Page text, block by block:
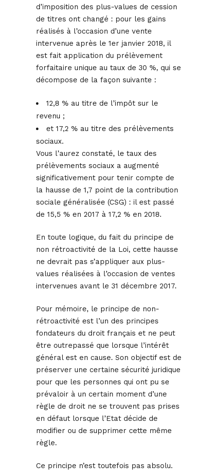
d’imposition des plus-values de cession
de titres ont changé : pour les gains
réalisés à l’occasion d’une vente
intervenue après le 1er janvier 2018, il
est fait application du prélèvement
forfaitaire unique au taux de 30 %, qui se
décompose de la façon suivante :
12,8 % au titre de l’impôt sur le
revenu ;
et 17,2 % au titre des prélèvements
sociaux.
Vous l’aurez constaté, le taux des
prélèvements sociaux a augmenté
significativement pour tenir compte de
la hausse de 1,7 point de la contribution
sociale généralisée (CSG) : il est passé
de 15,5 % en 2017 à 17,2 % en 2018.
En toute logique, du fait du principe de
non rétroactivité de la Loi, cette hausse
ne devrait pas s’appliquer aux plus-
values réalisées à l’occasion de ventes
intervenues avant le 31 décembre 2017.
Pour mémoire, le principe de non-
rétroactivité est l’un des principes
fondateurs du droit français et ne peut
être outrepassé que lorsque l’intérêt
général est en cause. Son objectif est de
préserver une certaine sécurité juridique
pour que les personnes qui ont pu se
prévaloir à un certain moment d’une
règle de droit ne se trouvent pas prises
en défaut lorsque l’Etat décide de
modifier ou de supprimer cette même
règle.
Ce principe n’est toutefois pas absolu.